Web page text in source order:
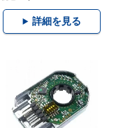
詳細を見る